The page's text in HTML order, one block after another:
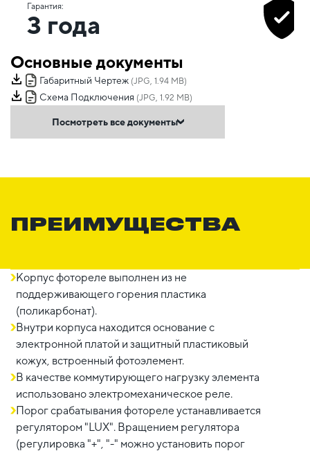
Гарантия:
3 года
Основные документы
Габаритный Чертеж (JPG, 1.94 MB)
Схема Подключения (JPG, 1.92 MB)
Посмотреть все документы
ПРЕИМУЩЕСТВА
Корпус фотореле выполнен из не
поддерживающего горения пластика
(поликарбонат).
Внутри корпуса находится основание с
электронной платой и защитный пластиковый
кожух, встроенный фотоэлемент.
В качестве коммутирующего нагрузку элемента
использовано электромеханическое реле.
Порог срабатывания фотореле устанавливается
регулятором "LUX". Вращением регулятора
(регулировка "+", "-" можно установить порог